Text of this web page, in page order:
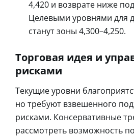
4,420 и возврате ниже
Целевыми уровнями для
станут зоны 4,300–4,250.
Торговая идея и
рисками
Текущие уровни
но требуют взвешенного
рисками. Консервативные
рассмотреть возможность